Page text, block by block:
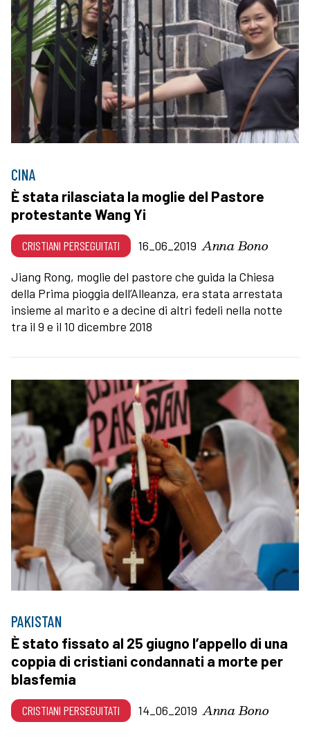
CINA
È stata rilasciata la moglie del Pastore
protestante Wang Yi
CRISTIANI PERSEGUITATI 16_06_2019 Anna Bono
Jiang Rong, moglie del pastore che guida la Chiesa
della Prima pioggia dell’Alleanza, era stata arrestata
insieme al marito e a decine di altri fedeli nella notte
tra il 9 e il 10 dicembre 2018
PAKISTAN
È stato fissato al 25 giugno l’appello di una
coppia di cristiani condannati a morte per
blasfemia
CRISTIANI PERSEGUITATI 14_06_2019 Anna Bono